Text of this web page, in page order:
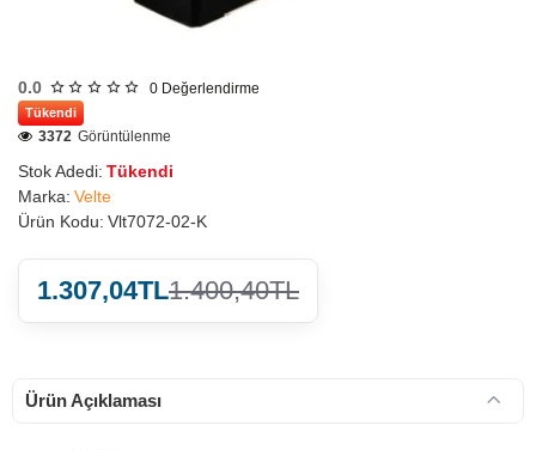
0.0 0 Değerlendirme
Tükendi
Stok Adedi: Tükendi
Marka: Velte
Ürün Kodu: Vlt7072-02-K
3372 Görüntülenme
1.307,04TL1.400,40TL
Ürün Açıklaması